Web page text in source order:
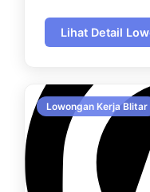
Lihat Detail
Lowongan Kerja Blitar